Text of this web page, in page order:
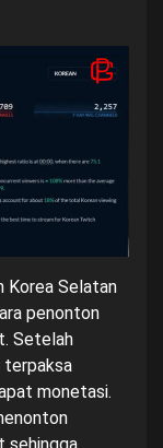
Korea Selatan
penonton
Setelah
terpaksa
monetasi.